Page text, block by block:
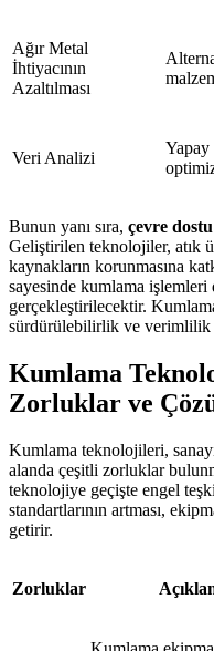
Ağır Metal
İhtiyacının
Azaltılması
Veri Analizi
Yapay
Bunun yanı sıra, çevre
Geliştirilen teknolojiler, atık
kaynakların korunmasına
sayesinde kumlama işlemleri
gerçekleştirilecektir.
sürdürülebilirlik ve verimlilik
Kumlama
Zorluklar ve
Kumlama teknolojileri,
alanda çeşitli zorluklar
teknolojiye geçişte engel
standartlarının artması,
getirir.
Zorluklar